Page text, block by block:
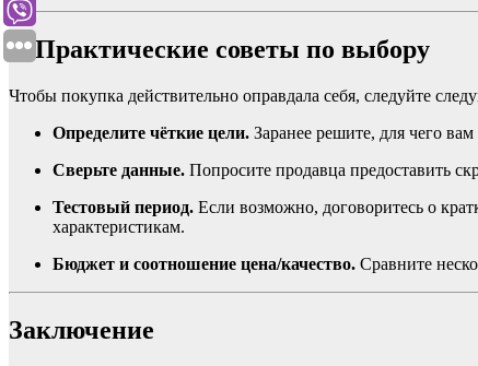
6. Практические советы по выбору
Чтобы покупка действительно оправдала себя, следуйте
Определите чёткие цели. Заранее решите, для чего
Сверьте данные. Попросите продавца предоставить
Тестовый период. Если возможно, договоритесь о
характеристикам.
Бюджет и соотношение цена/качество. Сравните
Заключение